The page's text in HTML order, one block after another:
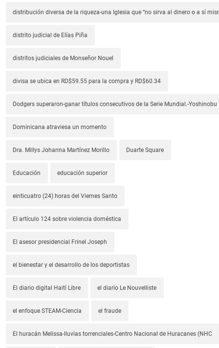
distribución diversa de la riqueza-una Iglesia que “no sirva al dinero o a sí
distrito judicial de Elías Piña
distritos judiciales de Monseñor Nouel
divisa se ubica en RD$59.55 para la compra y RD$60.34
Dodgers superaron-ganar títulos consecutivos de la Serie Mundial.-
Dominicana atraviesa un momento
Dra. Millys Johanna Martínez Morillo Duarte Square
Educación educación superior
einticuatro (24) horas del Viernes Santo
El artículo 124 sobre violencia doméstica
El asesor presidencial Frinel Joseph
el bienestar y el desarrollo de los deportistas
El diario digital Haití Libre el diario Le Nouvelliste
el enfoque STEAM-Ciencia el fraude
El huracán Melissa-lluvias torrenciales-Centro Nacional de Huracanes (NHC